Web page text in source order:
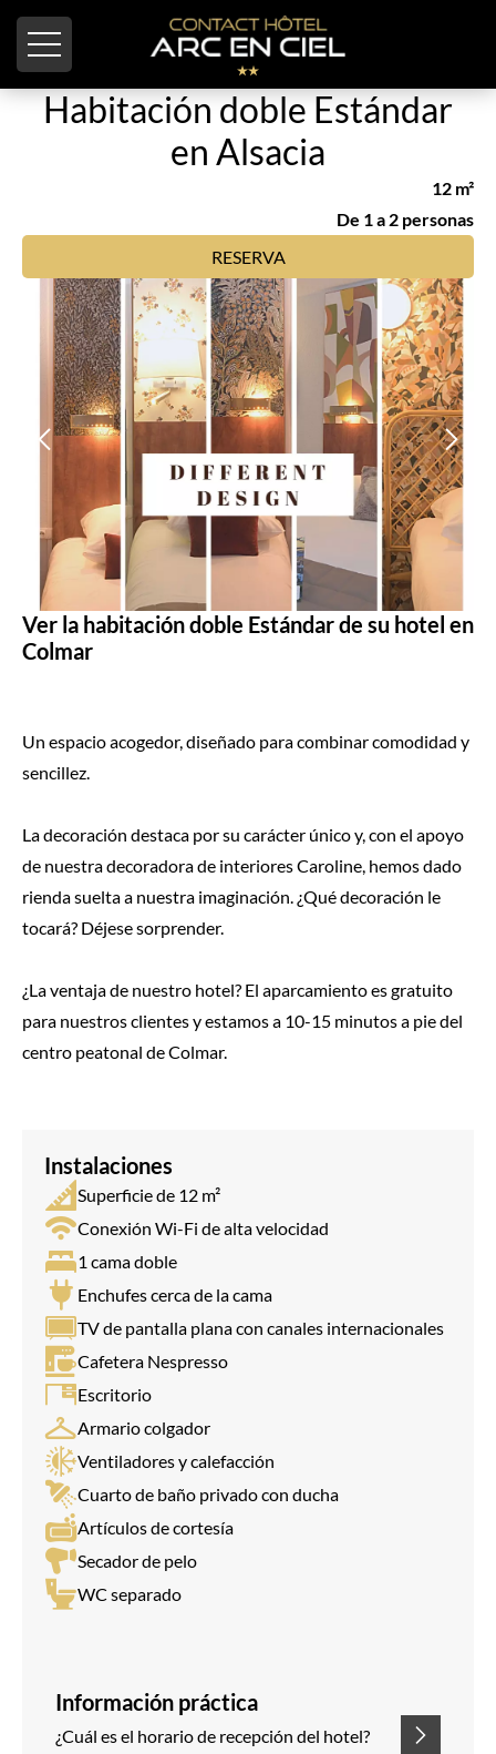
Habitación doble Estándar
en Alsacia
12 m²
De 1 a 2 personas
RESERVA
Ver la habitación doble Estándar de su hotel en
Colmar
Un espacio acogedor, diseñado para combinar comodidad y
sencillez.
La decoración destaca por su carácter único y, con el apoyo
de nuestra decoradora de interiores Caroline, hemos dado
rienda suelta a nuestra imaginación. ¿Qué decoración le
tocará? Déjese sorprender.
¿La ventaja de nuestro hotel? El aparcamiento es gratuito
para nuestros clientes y estamos a 10-15 minutos a pie del
centro peatonal de Colmar.
Instalaciones
Superficie de 12 m²
Conexión Wi-Fi de alta velocidad
1 cama doble
Enchufes cerca de la cama
TV de pantalla plana con canales internacionales
Cafetera Nespresso
Escritorio
Armario colgador
Ventiladores y calefacción
Cuarto de baño privado con ducha
Artículos de cortesía
Secador de pelo
WC separado
Información práctica
¿Cuál es el horario de recepción del hotel?